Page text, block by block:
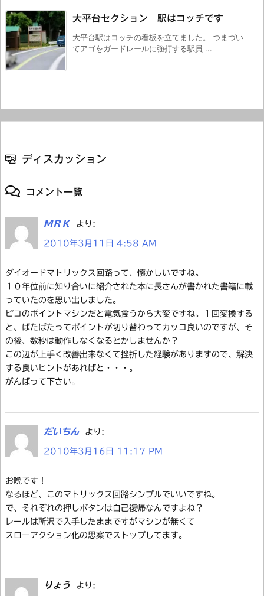
大平台セクション 駅はコッチです
大平台駅はコッチの看板を立てました。 つまづい
てアゴをガードレールに強打する駅員 ...
ディスカッション
コメント一覧
ＭＲＫ より:
2010年3月11日 4:58 AM
ダイオードマトリックス回路って、懐かしいですね。
１０年位前に知り合いに紹介された本に長さんが書かれた書籍に載
っていたのを思い出しました。
ピコのポイントマシンだと電気食うから大変ですね。１回変換する
と、ばたばたってポイントが切り替わってカッコ良いのですが、そ
の後、数秒は動作しなくなるとかしませんか？
この辺が上手く改善出来なくて挫折した経験がありますので、解決
する良いヒントがあればと・・・。
がんばって下さい。
だいちん より:
2010年3月16日 11:17 PM
お晩です！
なるほど、このマトリックス回路シンプルでいいですね。
で、それぞれの押しボタンは自己復帰なんですよね？
レールは所沢で入手したままですがマシンが無くて
スローアクション化の思案でストップしてます。
りょう より: